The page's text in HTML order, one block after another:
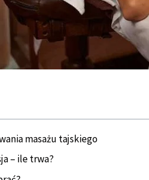
masażu tajskiego
– ile trwa?